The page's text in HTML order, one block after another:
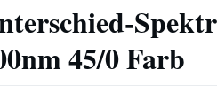
45/0 Farb